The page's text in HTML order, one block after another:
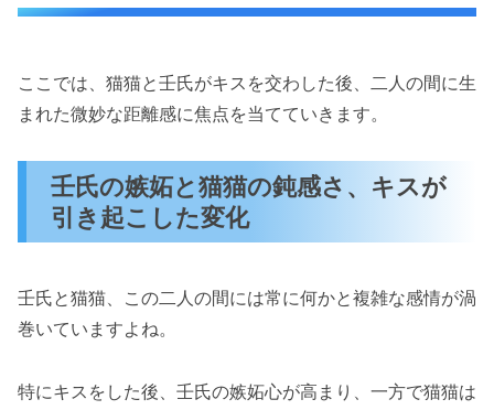
ここでは、猫猫と壬氏がキスを交わした後、二人の間に生
まれた微妙な距離感に焦点を当てていきます。
壬氏の嫉妬と猫猫の鈍感さ、キスが
引き起こした変化
壬氏と猫猫、この二人の間には常に何かと複雑な感情が渦
巻いていますよね。
特にキスをした後、壬氏の嫉妬心が高まり、一方で猫猫は